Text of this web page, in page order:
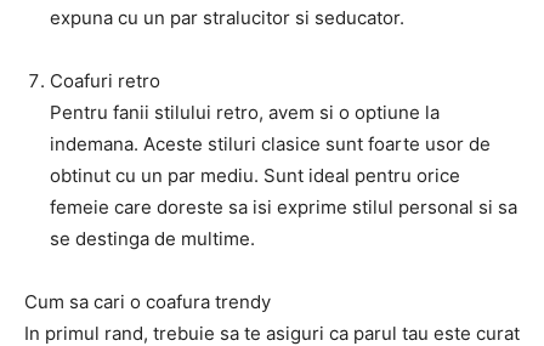
expuna cu un par stralucitor si seducator.
Coafuri retro
Pentru fanii stilului retro, avem si o optiune la
indemana. Aceste stiluri clasice sunt foarte usor de
obtinut cu un par mediu. Sunt ideal pentru orice
femeie care doreste sa isi exprime stilul personal si sa
se destinga de multime.
Cum sa cari o coafura trendy
In primul rand, trebuie sa te asiguri ca parul tau este curat